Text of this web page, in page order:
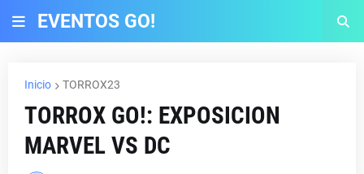
EVENTOS GO!
Inicio TORROX23
TORROX GO!: EXPOSICION
MARVEL VS DC